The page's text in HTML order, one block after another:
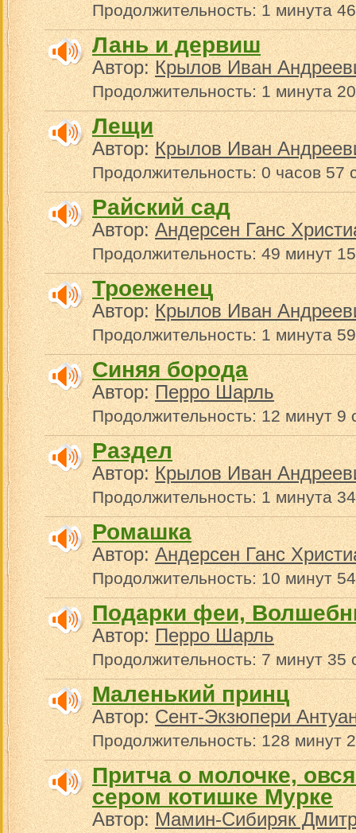
Продолжительность: 1 минута
Лань и дервиш
Автор:Крылов Иван
Продолжительность: 1 минута
Лещи
Автор:Крылов Иван
Продолжительность: 0 часов 57
Райский сад
Автор:Андерсен Ганс
Продолжительность: 49 минут
Троеженец
Автор:Крылов Иван
Продолжительность: 1 минута
Синяя борода
Автор:Перро Шарль
Продолжительность: 12 минут 9
Раздел
Автор:Крылов Иван
Продолжительность: 1 минута
Ромашка
Автор:Андерсен Ганс
Продолжительность: 10 минут
Подарки феи,
Автор:Перро Шарль
Продолжительность: 7 минут 35
Маленький принц
Автор:Сент-Экзюпери
Продолжительность: 128 минут
Притча о молочке,
сером котишке Мурке
Автор:Мамин-Сибиряк